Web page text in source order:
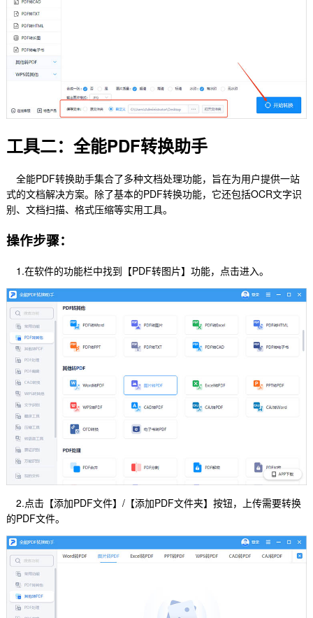
工具二：全能PDF转换助手
全能PDF转换助手集合了多种文档处理功能，旨在为用户提供一站
式的文档解决方案。除了基本的PDF转换功能，它还包括OCR文字识
别、文档扫描、格式压缩等实用工具。
操作步骤：
1.在软件的功能栏中找到【PDF转图片】功能，点击进入。
2.点击【添加PDF文件】/【添加PDF文件夹】按钮，上传需要转换
的PDF文件。